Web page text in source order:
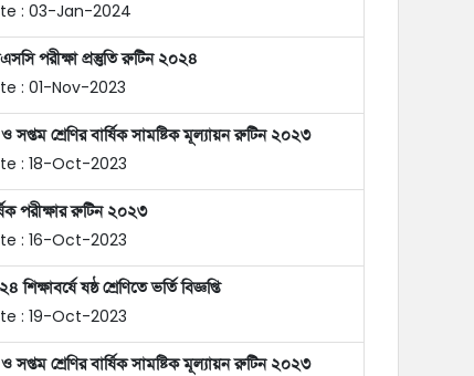
: 03-Jan-2024
পরীক্ষা প্রস্তুতি রুটিন ২০২৪
: 01-Nov-2023
ও সপ্তম শ্রেণির বার্ষিক সামষ্টিক মূল্যায়ন রুটিন ২০২৩
: 18-Oct-2023
পরীক্ষার রুটিন ২০২৩
: 16-Oct-2023
শিক্ষাবর্ষে ষষ্ঠ শ্রেণিতে ভর্তি বিজ্ঞপ্তি
: 19-Oct-2023
ও সপ্তম শ্রেণির বার্ষিক সামষ্টিক মূল্যায়ন রুটিন ২০২৩